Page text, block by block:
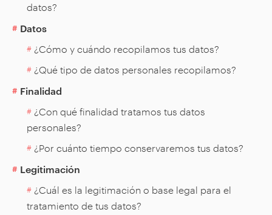
datos?
Datos
¿Cómo y cuándo recopilamos tus datos?
¿Qué tipo de datos personales recopilamos?
Finalidad
¿Con qué finalidad tratamos tus datos
personales?
¿Por cuánto tiempo conservaremos tus datos?
Legitimación
¿Cuál es la legitimación o base legal para el
tratamiento de tus datos?